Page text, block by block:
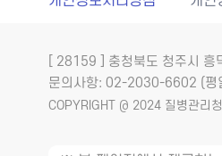
[ 28159 ] 충청북도 청주시
문의사항: 02-2030-6602 (평
COPYRIGHT @ 2024 질병관리